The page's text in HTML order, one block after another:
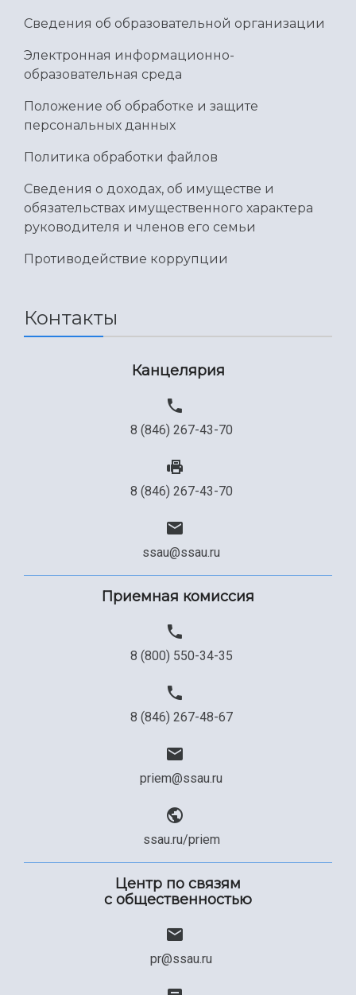
Сведения об образовательной организации
Электронная информационно-
образовательная среда
Положение об обработке и защите
персональных данных
Политика обработки файлов
Сведения о доходах, об имуществе и
обязательствах имущественного характера
руководителя и членов его семьи
Противодействие коррупции
Контакты
Канцелярия
8 (846) 267-43-70
8 (846) 267-43-70
ssau@ssau.ru
Приемная комиссия
8 (800) 550-34-35
8 (846) 267-48-67
priem@ssau.ru
ssau.ru/priem
Центр по связям
с общественностью
pr@ssau.ru